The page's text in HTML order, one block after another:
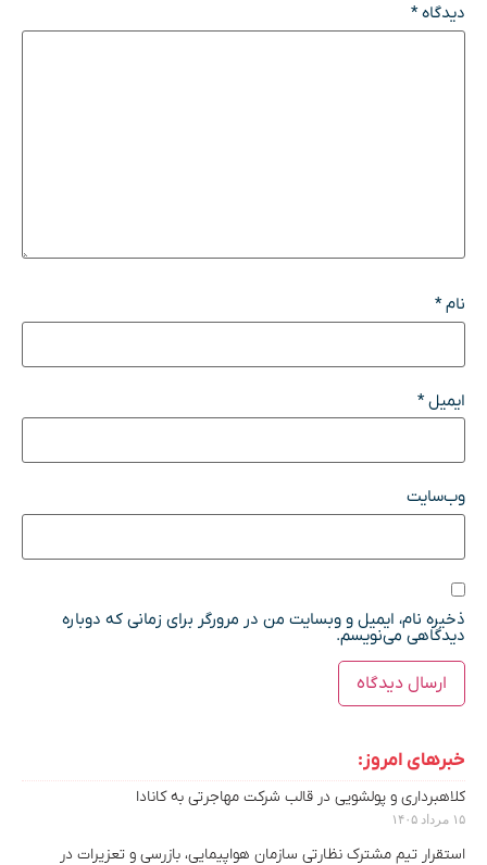
دیدگاه*
نام*
ایمیل*
وب‌سایت
ذخیره نام، ایمیل و وبسایت من در مرورگر برای زمانی که دوباره
دیدگاهی می‌نویسم.
خبرهای امروز:
کلاهبرداری و پولشویی در قالب شرکت مهاجرتی به کانادا
۱۵ مرداد ۱۴۰۵
استقرار تیم مشترک نظارتی سازمان هواپیمایی، بازرسی و تعزیرات در